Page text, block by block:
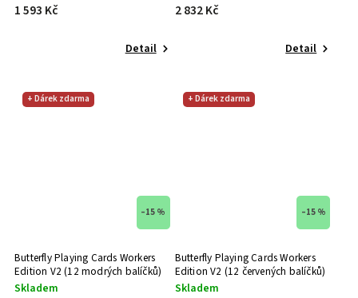
1 593 Kč
Detail
2 832 Kč
Detail
+ Dárek zdarma
–15 %
Butterfly Playing Cards Workers
Edition V2 (12 modrých balíčků)
Skladem
+ Dárek zdarma
–15 %
Butterfly Playing Cards Workers
Edition V2 (12 červených balíčků)
Skladem